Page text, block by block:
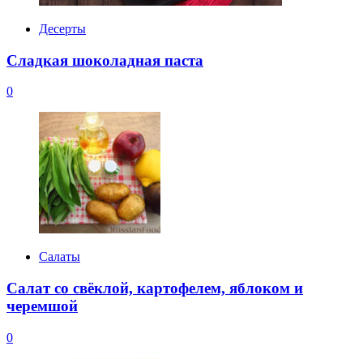
Десерты
Сладкая шоколадная паста
0
Салаты
Салат со свёклой, картофелем, яблоком и
черемшой
0